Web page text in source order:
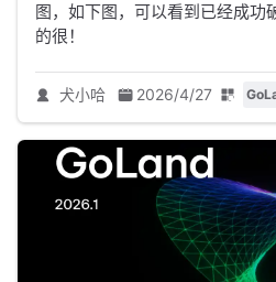
图，如下图，可以看到已经成功
的很！
犬小哈 2026/4/27